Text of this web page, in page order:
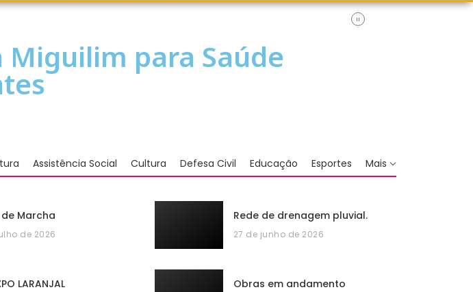
para Saúde
Assistência Social Cultura Defesa Civil Educação Esportes Mais
Marcha
de 2026
LARANJAL
Rede de drenagem pluvial.
27 de junho de 2026
Obras em andamento